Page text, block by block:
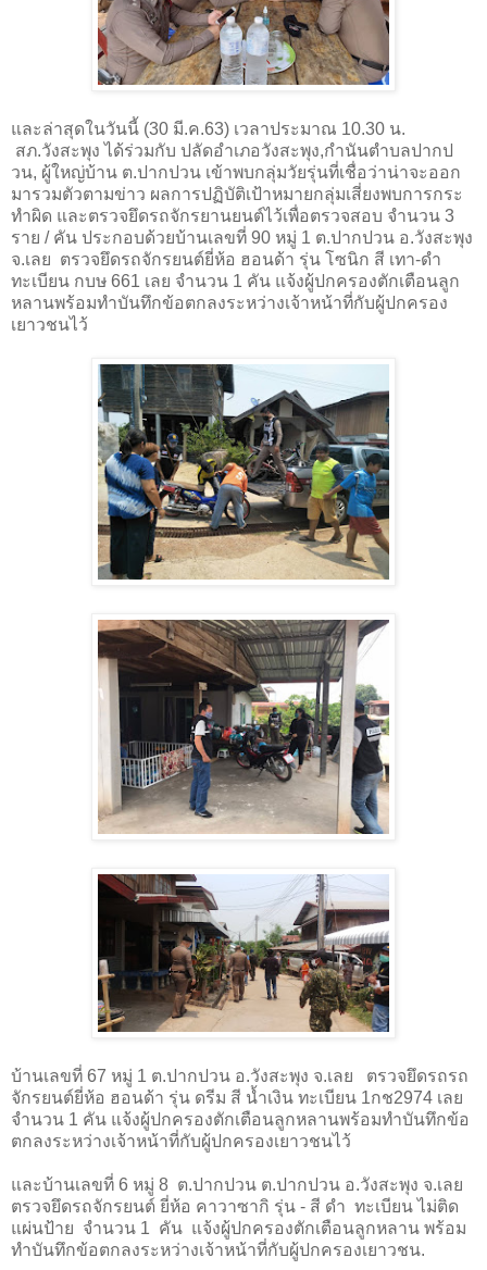
และล่าสุดในวันนี้ (30 มี.ค.63) เวลาประมาณ 10.30 น.
สภ.วังสะพุง ได้ร่วมกับ ปลัดอำเภอวังสะพุง,กำนันตำบลปากป
วน, ผู้ใหญ่บ้าน ต.ปากปวน เข้าพบกลุ่มวัยรุ่นที่เชื่อว่าน่าจะออก
มารวมตัวตามข่าว ผลการปฏิบัติเป้าหมายกลุ่มเสี่ยงพบการกระ
ทำผิด และตรวจยึดรถจักรยานยนต์ไว้เพื่อตรวจสอบ จำนวน 3
ราย / คัน ประกอบด้วยบ้านเลขที่ 90 หมู่ 1 ต.ปากปวน อ.วังสะพุง
จ.เลย ตรวจยึดรถจักรยนต์ยี่ห้อ ฮอนด้า รุ่น โซนิก สี เทา-ดำ
ทะเบียน กบษ 661 เลย จำนวน 1 คัน แจ้งผู้ปกครองตักเตือนลูก
หลาน​ พร้อมทำบันทึกข้อตกลงระหว่างเจ้าหน้าที่กับผู้ปกครอง
เยาวชนไว้
บ้านเลขที่ 67 หมู่ 1 ต.ปากปวน อ.วังสะพุง จ.เลย ตรวจยึดรถรถ
จักรยนต์ยี่ห้อ ฮอนด้า รุ่น ดรีม สี น้ำเงิน ทะเบียน 1กช2974 เลย
จำนวน 1 คัน แจ้งผู้ปกครองตักเตือนลูกหลานพร้อมทำบันทึกข้อ
ตกลงระหว่างเจ้าหน้าที่กับผู้ปกครองเยาวชนไว้
และบ้านเลขที่ 6 หมู่ 8 ต.ปากปวน ต.ปากปวน อ.วังสะพุง จ.เลย
ตรวจยึดรถจักรยนต์ ยี่ห้อ คาวาซากิ รุ่น - สี ดำ ทะเบียน ไม่ติด
แผ่นป้าย จำนวน 1 คัน แจ้งผู้ปกครองตักเตือนลูกหลาน​ พร้อม
ทำบันทึกข้อตกลงระหว่างเจ้าหน้าที่กับผู้ปกครองเยาวชน.